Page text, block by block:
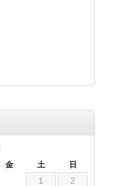
金 土 日
1
2